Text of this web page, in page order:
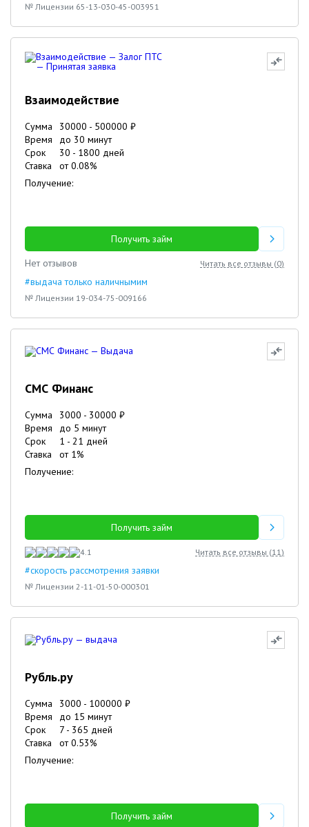
№ Лицензии 65-13-030-45-003951
Взаимодействие
Сумма 30000 - 500000 ₽
Время
до 30 минут
Срок
30 - 1800 дней
Ставка
от0.08%
Получение:
Получить займ
Нет отзывов
Читать все отзывы (0)
#выдача только наличнымим
№ Лицензии 19-034-75-009166
СМС Финанс
Сумма 3000 - 30000 ₽
Время
до 5 минут
Срок
1 - 21 дней
Ставка
от 1%
Получение:
Получить займ
4.1 Читать все отзывы (11)
#скорость рассмотрения заявки
№ Лицензии 2-11-01-50-000301
Рубль.ру
Сумма 3000 - 100000 ₽
Время
до 15 минут
Срок
7 - 365 дней
Ставка
от0.53%
Получение:
Получить займ